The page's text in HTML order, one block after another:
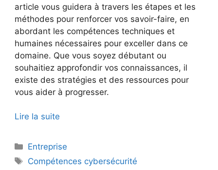
article vous guidera à travers les étapes et les
méthodes pour renforcer vos savoir-faire, en
abordant les compétences techniques et
humaines nécessaires pour exceller dans ce
domaine. Que vous soyez débutant ou
souhaitiez approfondir vos connaissances, il
existe des stratégies et des ressources pour
vous aider à progresser.
Lire la suite
Catégories
Entreprise
Étiquettes
Compétences cybersécurité